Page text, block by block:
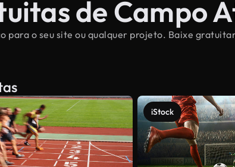
de Campo
para o seu site ou qualquer projeto. Baixe
iStock